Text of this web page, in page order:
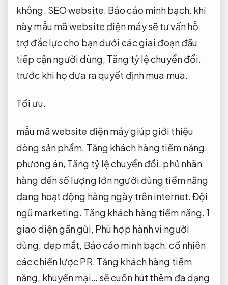
không. SEO website. Báo cáo minh bạch. khi
này mẫu mã website điện máy sẽ tư vấn hỗ
trợ đắc lực cho bạn dưới các giai đoạn đầu
tiếp cận người dùng, Tăng tỷ lệ chuyển đổi.
trước khi họ đưa ra quyết định mua mua.
Tối ưu.
mẫu mã website điện máy giúp giới thiệu
dòng sản phẩm, Tăng khách hàng tiềm năng.
phương án, Tăng tỷ lệ chuyển đổi. phủ nhãn
hàng đến số lượng lớn người dùng tiềm năng
đang hoạt động hàng ngày trên internet.Đội
ngũ marketing. Tăng khách hàng tiềm năng. 1
giao diện gần gũi, Phù hợp hành vi người
dùng. đẹp mắt, Báo cáo minh bạch.cố nhiên
các chiến lược PR, Tăng khách hàng tiềm
năng. khuyến mại… sẽ cuốn hút thêm đa dạng